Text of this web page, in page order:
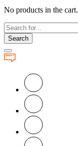
No products in the cart.
Search